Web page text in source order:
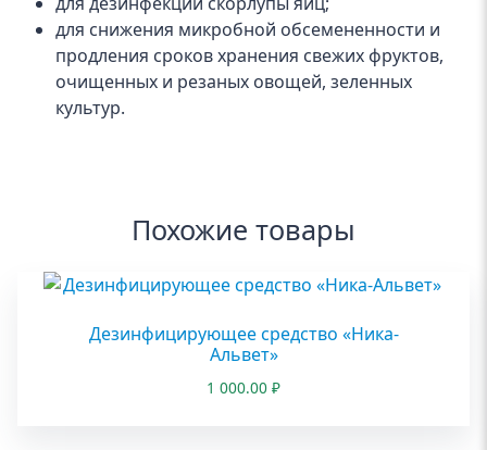
для снижения микробной обсемененности и
продления сроков хранения свежих фруктов,
очищенных и резаных овощей, зеленных
культур.
Похожие товары
Дезинфицирующее средство «Ника-
Альвет»
1 000.00 ₽